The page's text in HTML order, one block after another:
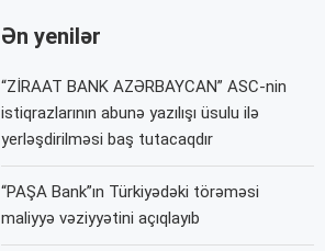
Ən yenilər
“ZİRAAT BANK AZƏRBAYCAN” ASC-nin
istiqrazlarının abunə yazılışı üsulu ilə
yerləşdirilməsi baş tutacaqdır
“PAŞA Bank”ın Türkiyədəki törəməsi
maliyyə vəziyyətini açıqlayıb